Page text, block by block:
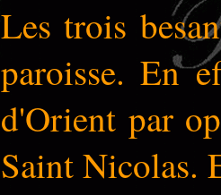
Les trois
paroisse. En
d'Orient par
Saint Nicolas.